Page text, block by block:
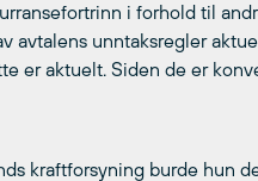
i forhold til
avtalens unntaksregler
er aktuelt. Siden de er
kraftforsyning burde hun